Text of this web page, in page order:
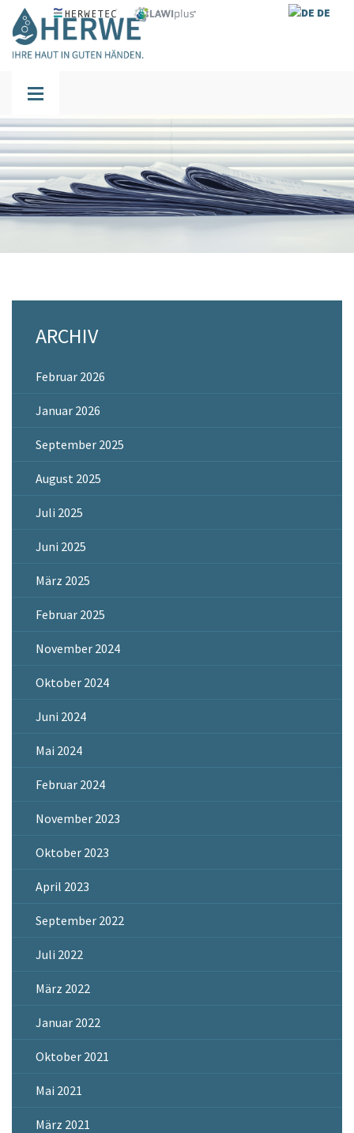
DE
ARCHIV
Februar 2026
Januar 2026
September 2025
August 2025
Juli 2025
Juni 2025
März 2025
Februar 2025
November 2024
Oktober 2024
Juni 2024
Mai 2024
Februar 2024
November 2023
Oktober 2023
April 2023
September 2022
Juli 2022
März 2022
Januar 2022
Oktober 2021
Mai 2021
März 2021